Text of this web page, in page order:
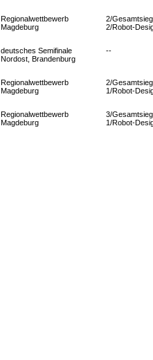
Regionalwettbewerb
Magdeburg
2/
2/Robot-
deutsches Semifinale
Nordost, Brandenburg
--
Regionalwettbewerb
Magdeburg
2/
1/Robot-
Regionalwettbewerb
Magdeburg
3/
1/Robot-